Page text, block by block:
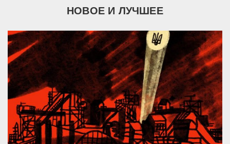
НОВОЕ И ЛУЧШЕЕ